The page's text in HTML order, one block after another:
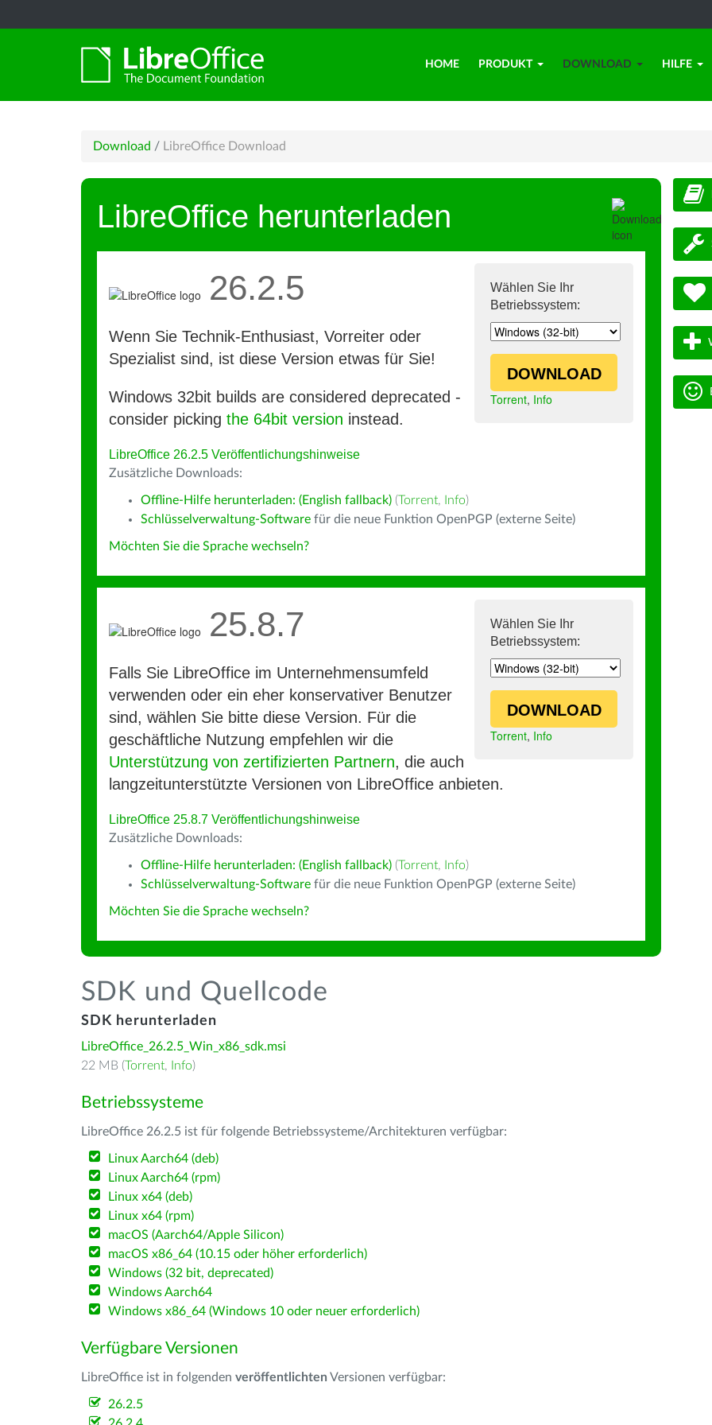
HOME PRODUKT DOWNLOAD HILFE
Download / LibreOffice Download
LibreOffice herunterladen
Wählen Sie Ihr
Betriebssystem:
DOWNLOAD
Torrent, Info
26.2.5
Wenn Sie Technik-Enthusiast, Vorreiter oder
Spezialist sind, ist diese Version etwas für Sie!
Windows 32bit builds are considered deprecated -
consider picking the 64bit version instead.
LibreOffice 26.2.5 Veröffentlichungshinweise
Zusätzliche Downloads:
Offline-Hilfe herunterladen: (English fallback) (Torrent, Info)
Schlüsselverwaltung-Software für die neue Funktion OpenPGP (externe Seite)
Möchten Sie die Sprache wechseln?
Wählen Sie Ihr
Betriebssystem:
DOWNLOAD
Torrent, Info
25.8.7
Falls Sie LibreOffice im Unternehmensumfeld
verwenden oder ein eher konservativer Benutzer
sind, wählen Sie bitte diese Version. Für die
geschäftliche Nutzung empfehlen wir die
Unterstützung von zertifizierten Partnern, die auch
langzeitunterstützte Versionen von LibreOffice anbieten.
LibreOffice 25.8.7 Veröffentlichungshinweise
Zusätzliche Downloads:
Offline-Hilfe herunterladen: (English fallback) (Torrent, Info)
Schlüsselverwaltung-Software für die neue Funktion OpenPGP (externe Seite)
Möchten Sie die Sprache wechseln?
SDK und Quellcode
SDK herunterladen
LibreOffice_26.2.5_Win_x86_sdk.msi
22 MB (Torrent, Info)
Betriebssysteme
LibreOffice 26.2.5 ist für folgende Betriebssysteme/Architekturen verfügbar:
Linux Aarch64 (deb)
Linux Aarch64 (rpm)
Linux x64 (deb)
Linux x64 (rpm)
macOS (Aarch64/Apple Silicon)
macOS x86_64 (10.15 oder höher erforderlich)
Windows (32 bit, deprecated)
Windows Aarch64
Windows x86_64 (Windows 10 oder neuer erforderlich)
Verfügbare Versionen
LibreOffice ist in folgenden veröffentlichten Versionen verfügbar:
26.2.5